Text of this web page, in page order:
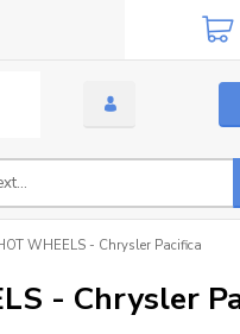
WHEELS - Chrysler Pacifica
- Chrysler